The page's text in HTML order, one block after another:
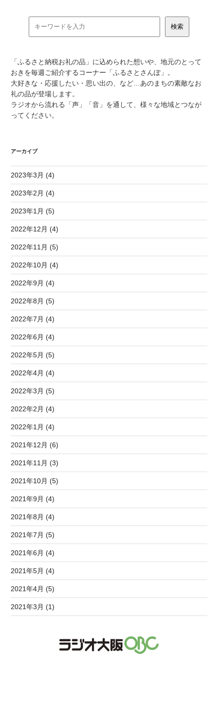
「ふるさと納税お礼の品」に込められた想いや、地元のとって
おきを毎週ご紹介するコーナー「ふるさとさんぽ」。
大好きな・応援したい・思い出の、など…あのまちの素敵なお
礼の品が登場します。
ラジオから流れる「声」「音」を通して、様々な地域とつなが
ってください。
アーカイブ
2023年3月 (4)
2023年2月 (4)
2023年1月 (5)
2022年12月 (4)
2022年11月 (5)
2022年10月 (4)
2022年9月 (4)
2022年8月 (5)
2022年7月 (4)
2022年6月 (4)
2022年5月 (5)
2022年4月 (4)
2022年3月 (5)
2022年2月 (4)
2022年1月 (4)
2021年12月 (6)
2021年11月 (3)
2021年10月 (5)
2021年9月 (4)
2021年8月 (4)
2021年7月 (5)
2021年6月 (4)
2021年5月 (4)
2021年4月 (5)
2021年3月 (1)